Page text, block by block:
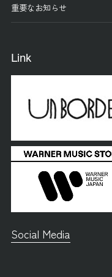
重要なお知らせ
Link
Social Media